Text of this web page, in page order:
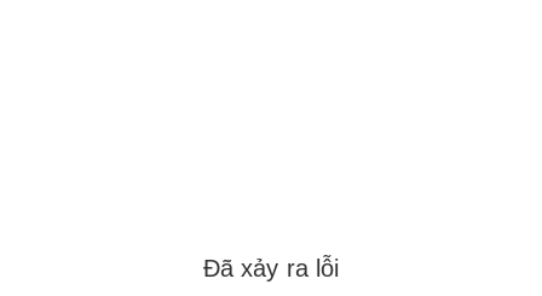
Đã xảy ra lỗi